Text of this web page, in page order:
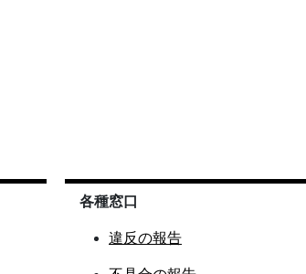
各種窓口
違反の報告